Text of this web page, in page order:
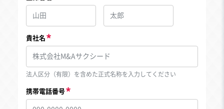
貴社名
法人区分（有限）を含めた正式名称を入力してください
携帯電話番号